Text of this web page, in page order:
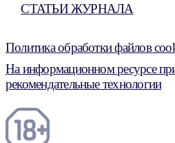
СТАТЬИ ЖУРНАЛА
Политика обработки файлов
На информационном ресурсе
рекомендательные технологии